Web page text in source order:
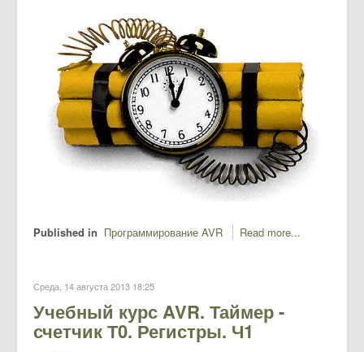
Published in Программирование AVR Read more...
Среда, 14 августа 2013 18:25
Учебный курс AVR. Таймер -
счетчик Т0. Регистры. Ч1